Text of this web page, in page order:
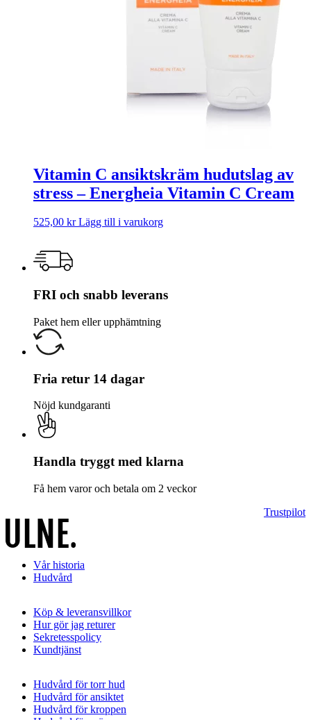
Vitamin C ansiktskräm hudutslag av
stress – Energheia Vitamin C Cream
525,00 kr Lägg till i varukorg
FRI och snabb leverans
Paket hem eller upphämtning
Fria retur 14 dagar
Nöjd kundgaranti
Handla tryggt med klarna
Få hem varor och betala om 2 veckor
Trustpilot
Vår historia
Hudvård
Köp & leveransvillkor
Hur gör jag returer
Sekretesspolicy
Kundtjänst
Hudvård för torr hud
Hudvård för ansiktet
Hudvård för kroppen